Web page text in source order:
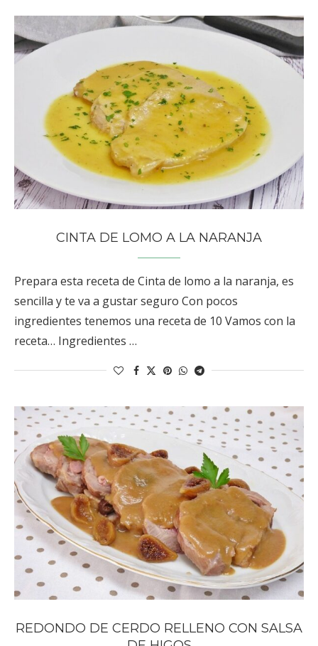
CINTA DE LOMO A LA NARANJA
Prepara esta receta de Cinta de lomo a la naranja, es
sencilla y te va a gustar seguro Con pocos
ingredientes tenemos una receta de 10 Vamos con la
receta… Ingredientes …
REDONDO DE CERDO RELLENO CON SALSA